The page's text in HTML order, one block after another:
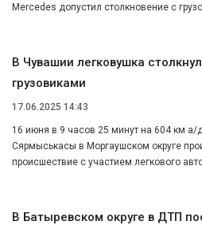
Mercedes допустил столкновение с
В Чувашии легковушка
грузовиками
17.06.2025 14:43
16 июня в 9 часов 25 минут на 604 км а/
Сярмыськасы в Моргаушском округе
происшествие с участием легкового
В Батыревском округе в ДТП